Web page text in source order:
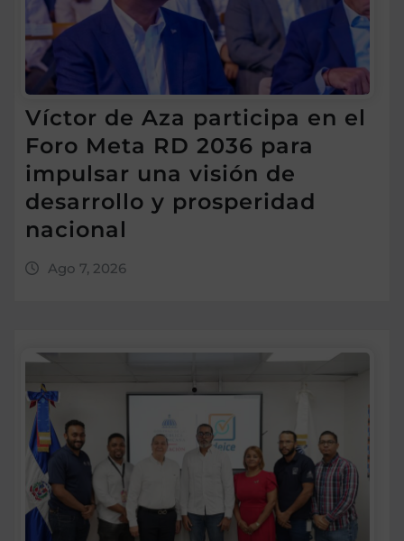
Víctor de Aza participa en el
Foro Meta RD 2036 para
impulsar una visión de
desarrollo y prosperidad
nacional
Ago 7, 2026